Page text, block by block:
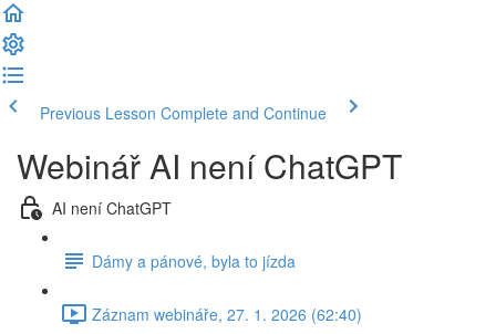
Previous Lesson Complete and Continue
Webinář AI není ChatGPT
AI není ChatGPT
Dámy a pánové, byla to jízda
Záznam webináře, 27. 1. 2026 (62:40)